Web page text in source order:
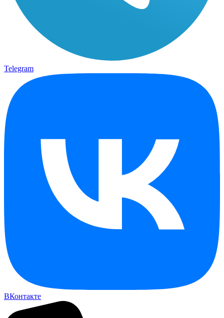
Telegram
ВКонтакте